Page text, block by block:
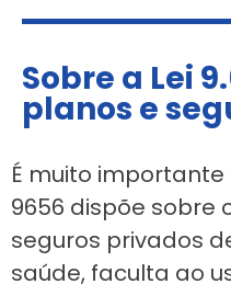
Sobre a Lei
planos e
É muito importante
9656 dispõe sobre
seguros privados
saúde, faculta ao